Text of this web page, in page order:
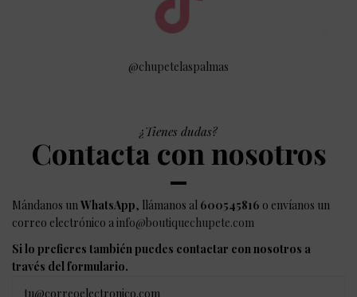
@chupetelaspalmas
¿Tienes dudas?
Contacta con nosotros
Mándanos un WhatsApp, llámanos al 600545816 o envíanos un
correo electrónico a info@boutiquechupete.com
Si lo prefieres también puedes contactar con nosotros a
través del formulario.